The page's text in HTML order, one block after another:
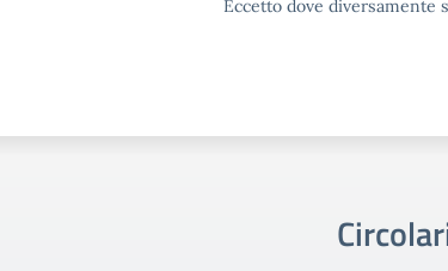
Eccetto dove diversamente